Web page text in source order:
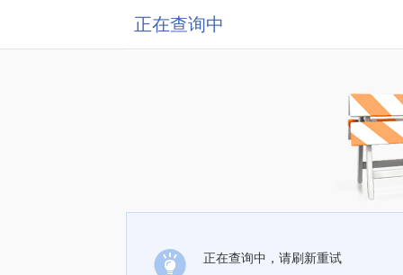
正在查询中
正在查询中，请刷新重试